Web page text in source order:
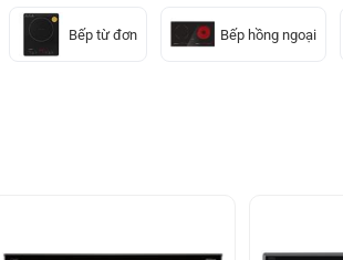
Bếp từ đơn Bếp hồng ngoại